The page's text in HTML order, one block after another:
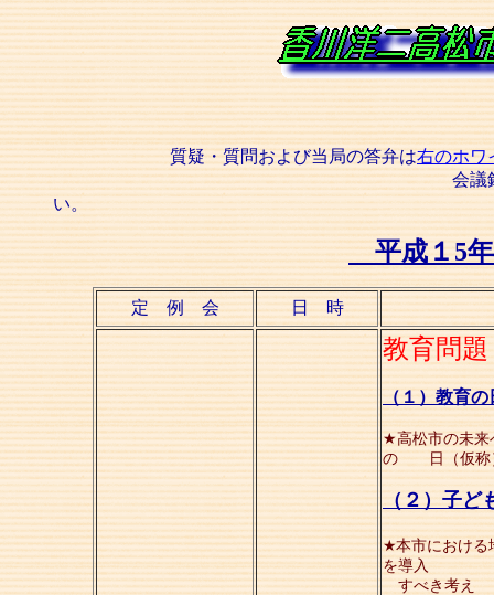
質疑・質問および当局の答弁は右のホワ
会議録検索をクリック
い
平成１5
定 例 会 日 時
教育問題
（１）教育
★高松市の未来
の 日（仮称）
（２）子ど
★本市における
を導入
すべき考え